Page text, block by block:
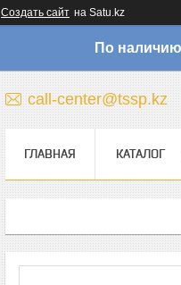
Создать сайт на Satu.kz
По
call-center@tssp.kz
ГЛАВНАЯ КАТАЛОГ